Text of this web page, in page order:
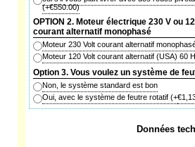
(+€550.00)
OPTION 2. Moteur électrique 230 V ou
courant alternatif monophasé
Moteur 230 Volt courant alternatif
Moteur 120 Volt courant alternatif (USA) 60
Option 3. Vous voulez un système de
Non, le système standard est bon
Oui, avec le système de feutre rotatif (+
Données